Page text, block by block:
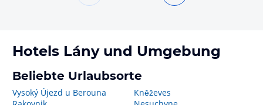
Hotels Lányund Umgebung
Beliebte Urlaubsorte
Vysoký Újezd u Berouna
Kněževes